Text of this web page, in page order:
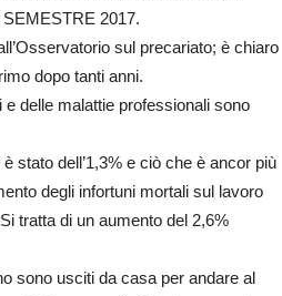
2017.
sul precariato; è chiaro
dopo tanti anni.
delle malattie professionali sono
stato dell’1,3% e ciò che è ancor più
degli infortuni mortali sul lavoro
tratta di un aumento del 2,6%
sono usciti da casa per andare al